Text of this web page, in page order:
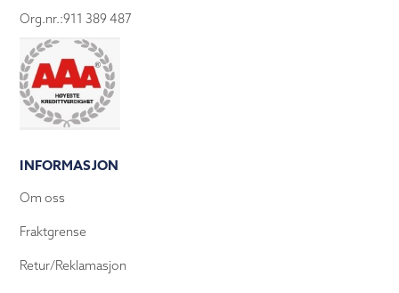
Org.nr.:911 389 487
INFORMASJON
Om oss
Fraktgrense
Retur/Reklamasjon